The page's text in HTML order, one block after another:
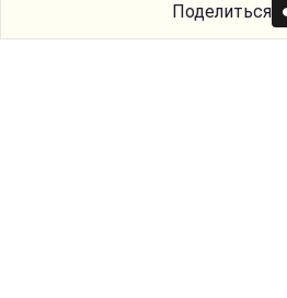
Поделиться